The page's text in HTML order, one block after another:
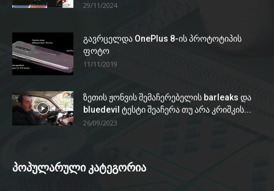
29/11/2024
გავრცელდა OnePlus 8-ის პროტოტიპის
ფოტო
11/11/2019
ზეთის ჟონვის შემაჩერებელის barleaks და
bluedevil ტესტი შეაჩერა თუ არა კრიშკის...
26/09/2023
პოპულარული კატეგორია